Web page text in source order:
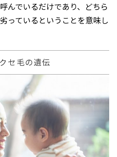
んでいるだけであり、どちら
っているということを意味し
セ毛の遺伝